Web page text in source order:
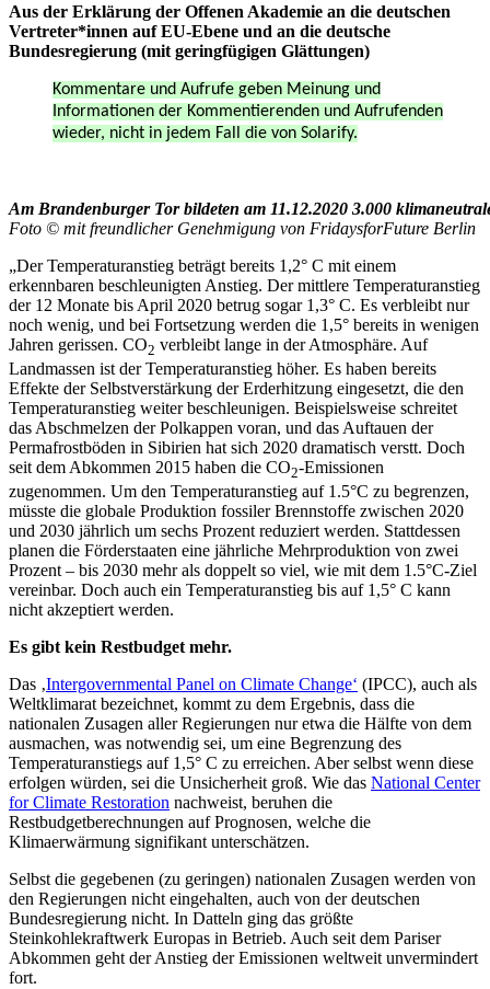
Aus der Erklärung der Offenen Akademie an die deutschen
Vertreter*innen auf EU-Ebene und an die deutsche
Bundesregierung (mit geringfügigen Glättungen)
Kommentare und Aufrufe geben Meinung und
Informationen der Kommentierenden und Aufrufenden
wieder, nicht in jedem Fall die von Solarify.
Am Brandenburger Tor bildeten am 11.12.2020 3.000
Foto © mit freundlicher Genehmigung von FridaysforFuture Berlin
„Der Temperaturanstieg beträgt bereits 1,2° C mit einem
erkennbaren beschleunigten Anstieg. Der mittlere Temperaturanstieg
der 12 Monate bis April 2020 betrug sogar 1,3° C. Es verbleibt nur
noch wenig, und bei Fortsetzung werden die 1,5° bereits in wenigen
Jahren gerissen. CO2 verbleibt lange in der Atmosphäre. Auf
Landmassen ist der Temperaturanstieg höher. Es haben bereits
Effekte der Selbstverstärkung der Erderhitzung eingesetzt, die den
Temperaturanstieg weiter beschleunigen. Beispielsweise schreitet
das Abschmelzen der Polkappen voran, und das Auftauen der
Permafrostböden in Sibirien hat sich 2020 dramatisch verstt. Doch
seit dem Abkommen 2015 haben die CO2-Emissionen
zugenommen. Um den Temperaturanstieg auf 1.5°C zu begrenzen,
müsste die globale Produktion fossiler Brennstoffe zwischen 2020
und 2030 jährlich um sechs Prozent reduziert werden. Stattdessen
planen die Förderstaaten eine jährliche Mehrproduktion von zwei
Prozent – bis 2030 mehr als doppelt so viel, wie mit dem 1.5°C-Ziel
vereinbar. Doch auch ein Temperaturanstieg bis auf 1,5° C kann
nicht akzeptiert werden.
Es gibt kein Restbudget mehr.
Das ‚Intergovernmental Panel on Climate Change‘ (IPCC), auch als
Weltklimarat bezeichnet, kommt zu dem Ergebnis, dass die
nationalen Zusagen aller Regierungen nur etwa die Hälfte von dem
ausmachen, was notwendig sei, um eine Begrenzung des
Temperaturanstiegs auf 1,5° C zu erreichen. Aber selbst wenn diese
erfolgen würden, sei die Unsicherheit groß. Wie das National Center
for Climate Restoration nachweist, beruhen die
Restbudgetberechnungen auf Prognosen, welche die
Klimaerwärmung signifikant unterschätzen.
Selbst die gegebenen (zu geringen) nationalen Zusagen werden von
den Regierungen nicht eingehalten, auch von der deutschen
Bundesregierung nicht. In Datteln ging das größte
Steinkohlekraftwerk Europas in Betrieb. Auch seit dem Pariser
Abkommen geht der Anstieg der Emissionen weltweit unvermindert
fort.